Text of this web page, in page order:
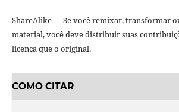
ShareAlike— Se você remixar, transformar
material, você deve distribuir suas
licença que o original.
COMO CITAR